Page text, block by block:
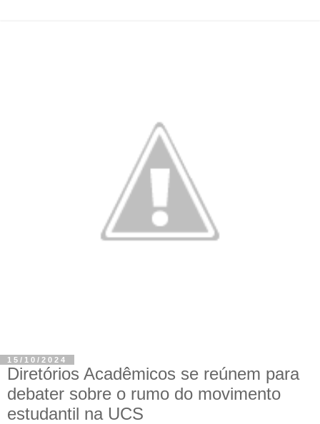
15/10/2024
Diretórios Acadêmicos se reúnem para
debater sobre o rumo do movimento
estudantil na UCS